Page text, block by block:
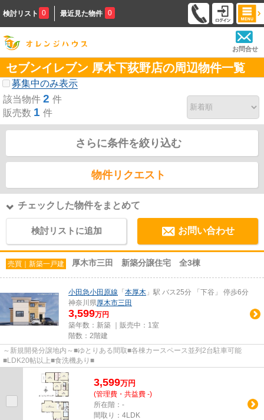
検討リスト 0 最近見た物件 0
お問合せ
セブンイレブン 厚木下荻野店の周辺物件一覧
募集中のみ表示
該当物件 2 件
販売数 1 件
さらに条件を絞り込む
物件リクエスト
チェックした物件をまとめて
検討リストに追加 お問い合わせ
売買｜新築一戸建 厚木市三田 新築分譲住宅 全3棟
小田急小田原線 「 本厚木 」駅 バス25分 「下谷」 停歩6分
神奈川県厚木市三田
3,599万円
築年数：新築 ｜販売中： 1室
階数：2階建
～新規開発分譲地内～■ゆとりある間取■各棟カースペース並列2台駐車可能
■LDK20帖以上■食洗機あり■
3,599万円
(管理費・共益費 -)
所在階：-
間取り：4LDK